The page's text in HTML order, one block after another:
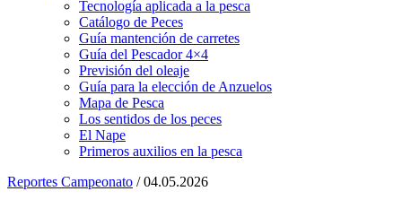
Tecnología aplicada a la pesca
Catálogo de Peces
Guía mantención de carretes
Guía del Pescador 4×4
Previsión del oleaje
Guía para la elección de Anzuelos
Mapa de Pesca
Los sentidos de los peces
El Nape
Primeros auxilios en la pesca
Reportes Campeonato / 04.05.2026